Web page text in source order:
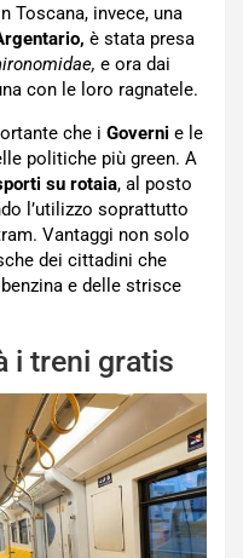
Toscana, invece, una
è stata presa
e ora dai
con le loro ragnatele.
che i Governi e le
politiche più green. A
su rotaia, al posto
l’utilizzo soprattutto
Vantaggi non solo
dei cittadini che
e delle strisce
i treni gratis